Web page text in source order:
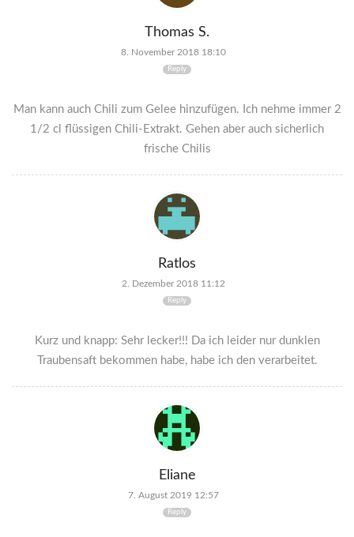
Thomas S.
8. November 2018 18:10
Reply
Man kann auch Chili zum Gelee hinzufügen. Ich nehme immer 2
1/2 cl flüssigen Chili-Extrakt. Gehen aber auch sicherlich
frische Chilis
Ratlos
2. Dezember 2018 11:12
Reply
Kurz und knapp: Sehr lecker!!! Da ich leider nur dunklen
Traubensaft bekommen habe, habe ich den verarbeitet.
Eliane
7. August 2019 12:57
Reply